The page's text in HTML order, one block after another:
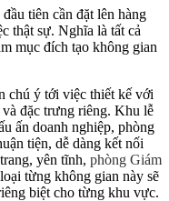
tiên cần đặt lên hàng
thật sự. Nghĩa là tất cả
mục đích tạo không gian
chú ý tới việc thiết kế với
đặc trưng riêng. Khu lễ
ấn doanh nghiệp, phòng
tiện, dễ dàng kết nối
yên tĩnh, phòng Giám
từng không gian này sẽ
biệt cho từng khu vực.